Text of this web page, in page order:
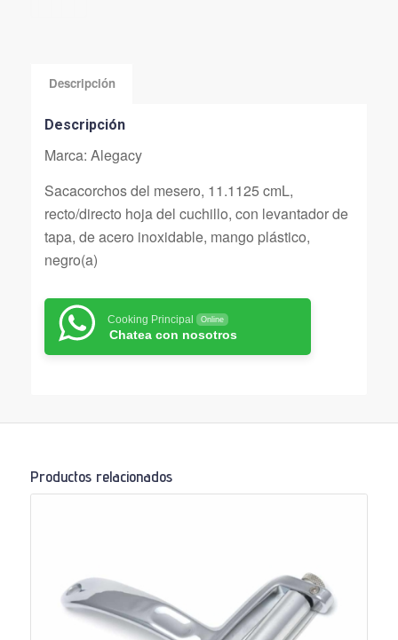
Descripción
Descripción
Marca: Alegacy
Sacacorchos del mesero, 11.1125 cmL,
recto/directo hoja del cuchillo, con levantador de
tapa, de acero inoxidable, mango plástico,
negro(a)
Cooking Principal Online
Chatea con nosotros
Productos relacionados